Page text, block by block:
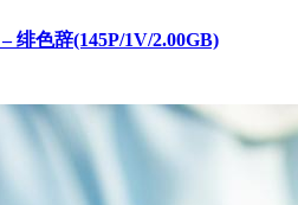
绯色辞(145P/1V/2.00GB)